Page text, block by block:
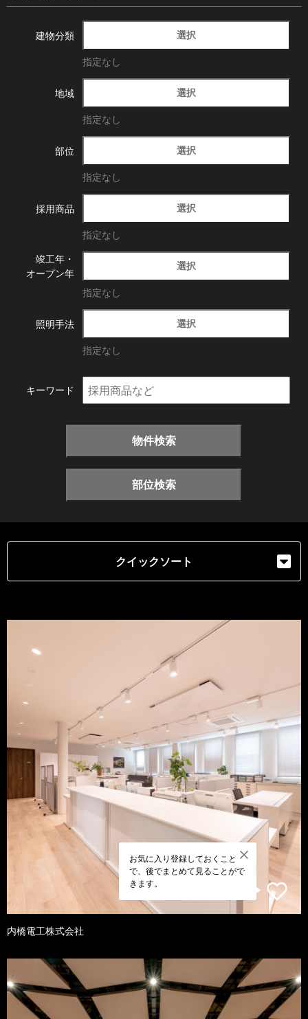
建物分類 選択
指定なし
地域 選択
指定なし
部位 選択
指定なし
採用商品 選択
指定なし
竣工年・
オープン年
選択
指定なし
照明手法 選択
指定なし
キーワード
物件検索
部位検索
クイックソート
お気に入り登録しておくこと
で、後でまとめて見ることがで
きます。
内橋電工株式会社